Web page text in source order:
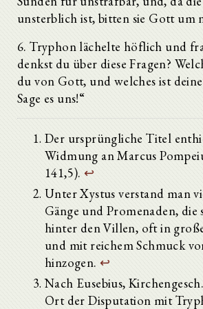
unsterblich ist, bitten sie Gott um
6. Tryphon lächelte höflich und
denkst du über diese Fragen?
du von Gott, und welches ist
Sage es uns!“
Der ursprüngliche Titel
Widmung an Marcus
141,5). ↩
Unter Xystus verstand man
Gänge und Promenaden, die
hinter den Villen, oft in
und mit reichem Schmuck
hinzogen. ↩
Nach Eusebius,
Ort der Disputation mit